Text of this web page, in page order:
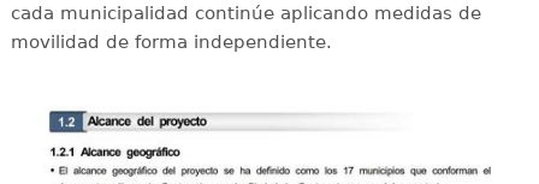
cada municipalidad continúe aplicando medidas de
movilidad de forma independiente.